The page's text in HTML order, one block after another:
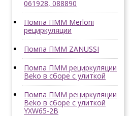
061928, 088890
Помпа ПММ Merloni
рециркуляции
Помпа ПММ ZANUSSI
Помпа ПММ рециркуляции
Beko в сборе с улиткой
Помпа ПММ рециркуляции
Beko в сборе с улиткой
YXW65-2B